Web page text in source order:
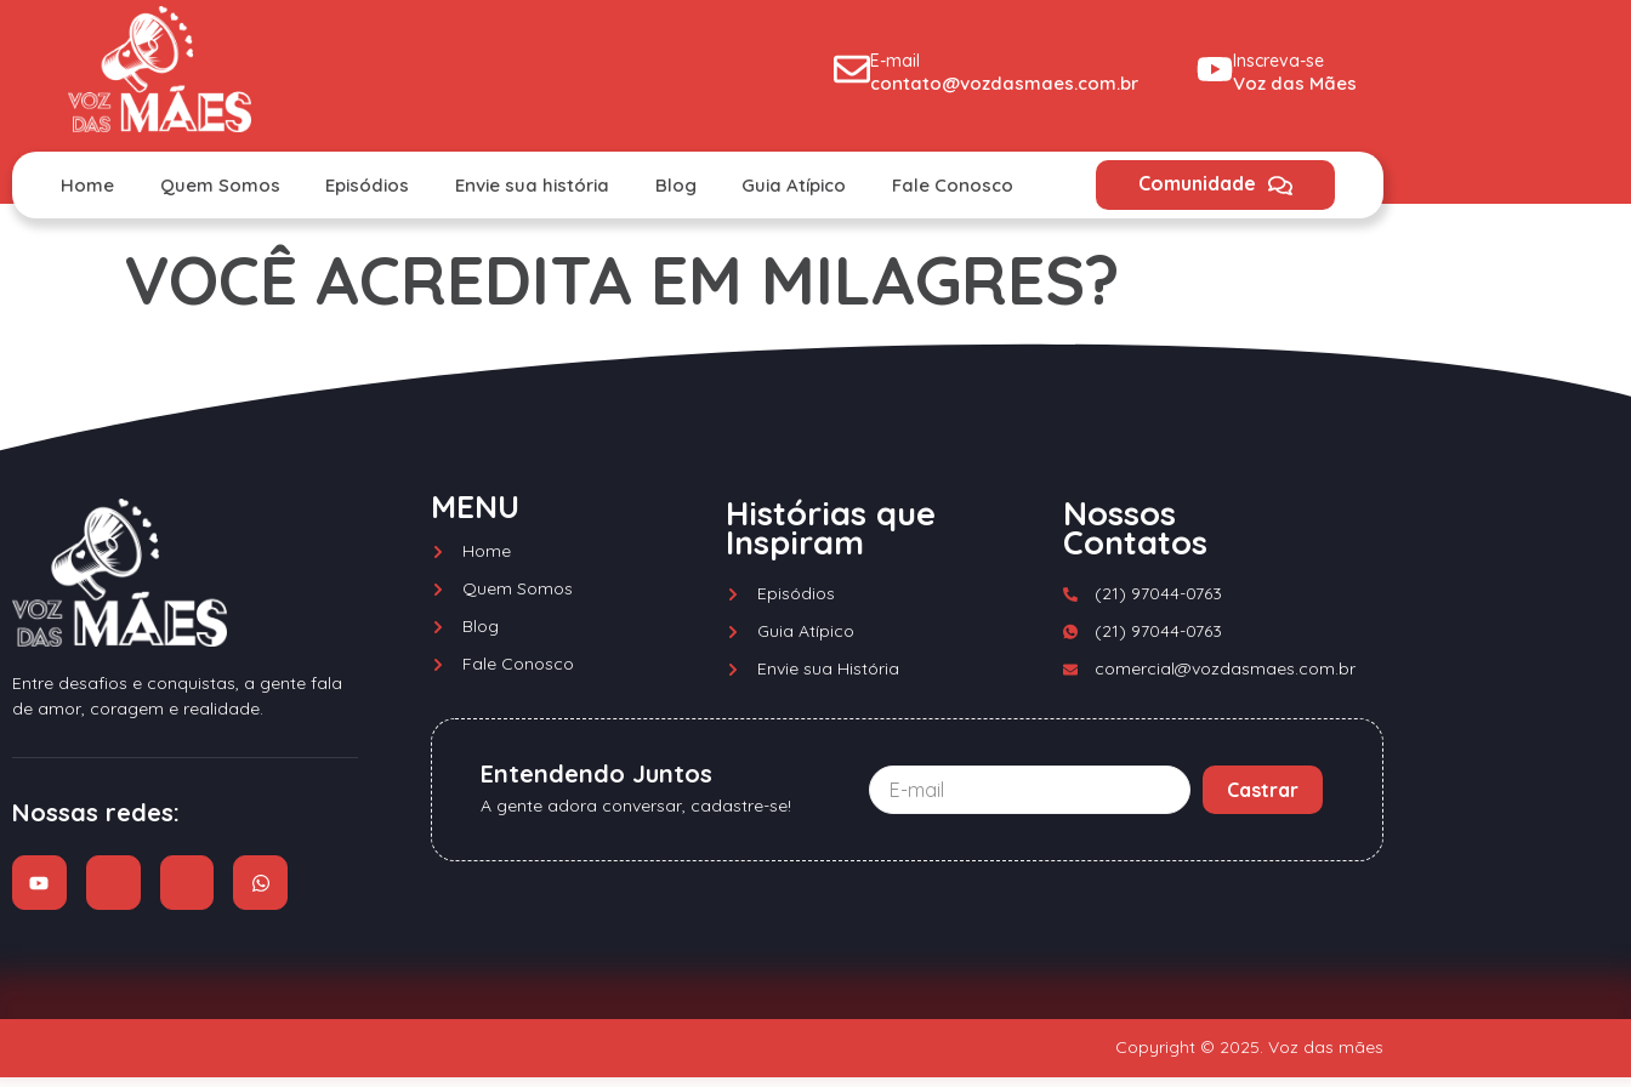
E-mail
contato@vozdasmaes.com.br
Inscreva-se
Voz das Mães
Home Quem Somos Episódios Envie sua história Blog Guia Atípico Fale Conosco Comunidade
VOCÊ ACREDITA EM MILAGRES?
Entre desafios e conquistas, a gente fala
de amor, coragem e realidade.
Nossas redes:
MENU
Home
Quem Somos
Blog
Fale Conosco
Histórias que
Inspiram
Episódios
Guia Atípico
Envie sua História
Nossos
Contatos
(21) 97044-0763
(21) 97044-0763
comercial@vozdasmaes.com.br
Entendendo Juntos
A gente adora conversar, cadastre-se!
Castrar
Copyright © 2025. Voz das mães